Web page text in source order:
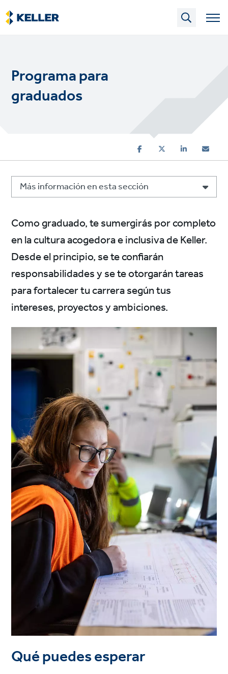
Skip
to
main
Programa para
graduados
Más información en esta sección
Como graduado, te sumergirás por completo
en la cultura acogedora e inclusiva de Keller.
Desde el principio, se te confiarán
responsabilidades y se te otorgarán tareas
para fortalecer tu carrera según tus
intereses, proyectos y ambiciones.
Qué puedes esperar